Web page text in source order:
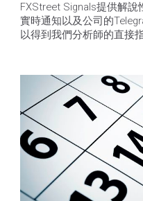
FXStreet Signals提供解
實時通知以及公司的
以得到我們分析師的直接